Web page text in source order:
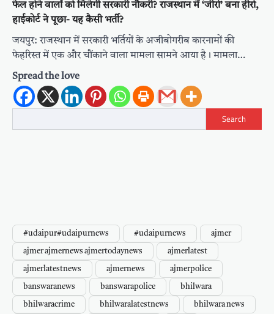
फेल होने वालों को मिलेगी सरकारी नौकरी? राजस्थान में ‘जीरो’ बना हीरो,
हाईकोर्ट ने पूछा- यह कैसी भर्ती?
जयपुर: राजस्थान में सरकारी भर्तियों के अजीबोगरीब कारनामों की
फेहरिस्त में एक और चौंकाने वाला मामला सामने आया है। मामला…
Spread the love
Search
#udaipur#udaipurnews #udaipurnews ajmer
ajmer ajmernews ajmertodaynews ajmerlatest
ajmerlatestnews ajmernews ajmerpolice
banswaranews banswarapolice bhilwara
bhilwaracrime bhilwaralatestnews bhilwara news